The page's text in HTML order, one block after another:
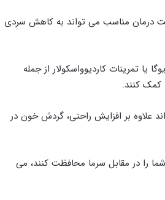
درمان مناسب می تواند به کاهش سردی
یا تمرینات کاردیوواسکولار از جمله
کمک کنند.
علاوه بر افزایش راحتی، گردش خون در
را در مقابل سرما محافظت کنند، می